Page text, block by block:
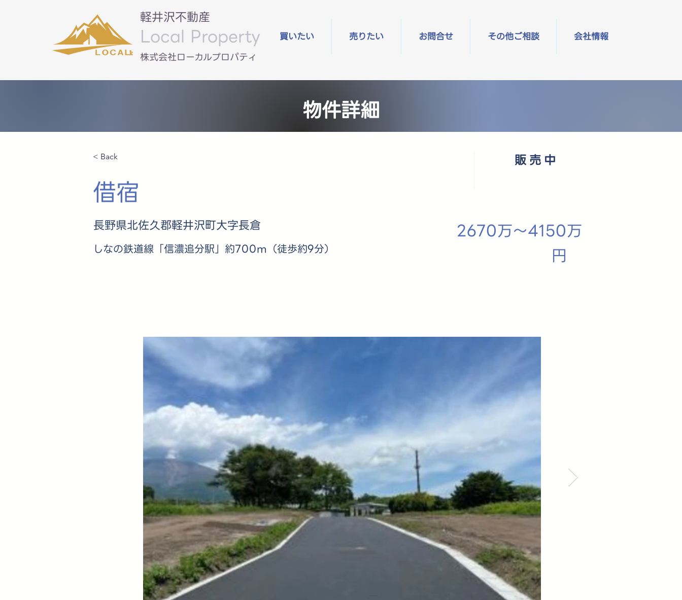
軽井沢不動産
Local Property
​株式会社ローカルプロパティ
買いたい 売りたい お問合せ その他ご相談 会社情報
物件詳細
< Back
借宿
長野県北佐久郡軽井沢町大字長倉
しなの鉄道線「信濃追分駅」約700m（徒歩約9分）
2670万～4150万
円
販売中